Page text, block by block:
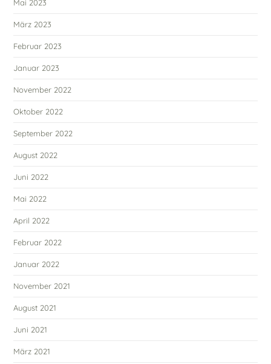
Mai 2023
März 2023
Februar 2023
Januar 2023
November 2022
Oktober 2022
September 2022
August 2022
Juni 2022
Mai 2022
April 2022
Februar 2022
Januar 2022
November 2021
August 2021
Juni 2021
März 2021